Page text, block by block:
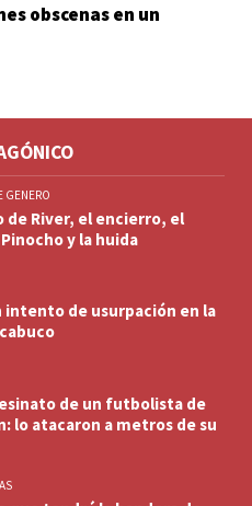
obscenas en un
GENERO
de River, el encierro, el
y la huida
intento de usurpación en la
de un futbolista de
lo atacaron a metros de su